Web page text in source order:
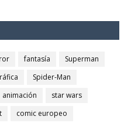
fantasía
Superman
Spider-Man
animación
star wars
comic europeo